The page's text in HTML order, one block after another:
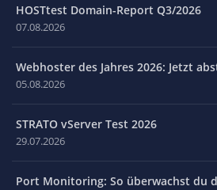
HOSTtest Domain-Report Q3/2026
07.08.2026
Webhoster des Jahres 2026: Jetzt
05.08.2026
STRATO vServer Test 2026
29.07.2026
Port Monitoring: So überwachst du